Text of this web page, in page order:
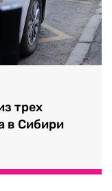
трех
в Сибири